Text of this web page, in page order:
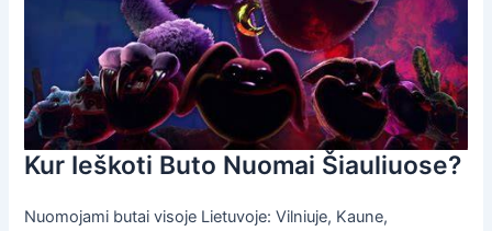
Kur Ieškoti Buto Nuomai Šiauliuose?
Nuomojami butai visoje Lietuvoje: Vilniuje, Kaune,